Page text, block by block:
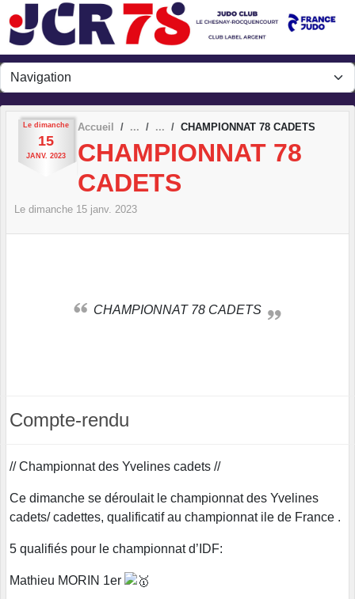
Le dimanche
15
JANV. 2023
Accueil CHAMPIONNAT 78 CADETS
CHAMPIONNAT 78
CADETS
Le dimanche 15 janv. 2023
CHAMPIONNAT 78 CADETS
Compte-rendu
// Championnat des Yvelines cadets //
Ce dimanche se déroulait le championnat des Yvelines
cadets/ cadettes, qualificatif au championnat ile de France .
5 qualifiés pour le championnat d’IDF:
Mathieu MORIN 1er
Panneau de gestion des cookies